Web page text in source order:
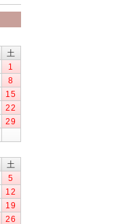
土
1
8
15
22
29
土
5
12
19
26